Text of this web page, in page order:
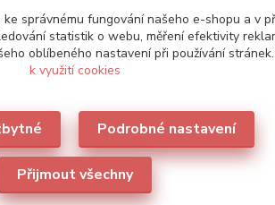
správnému fungování našeho e-shopu a v
statistik o webu, měření efektivity
oblíbeného nastavení při používání
k využití cookies
Podrobné nastavení
Přijmout všechny